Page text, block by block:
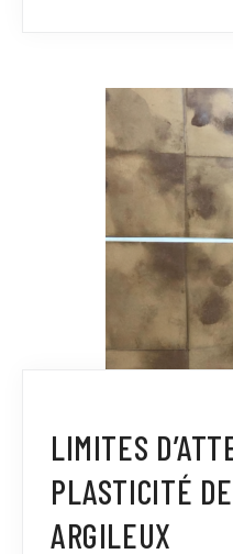
LIMITES
PLASTICITÉ
ARGILEUX